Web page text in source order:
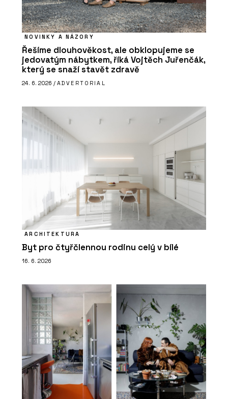
NOVINKY A NÁZORY
Řešíme dlouhověkost, ale obklopujeme se
jedovatým nábytkem, říká Vojtěch Juřenčák,
který se snaží stavět zdravě
24. 6. 2026 / ADVERTORIAL
ARCHITEKTURA
Byt pro čtyřčlennou rodinu celý v bílé
16. 6. 2026